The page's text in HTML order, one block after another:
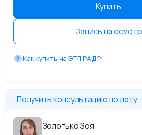
Купить
Запись на осмотр
Как купить на ЭТП РАД?
Получить консультацию по лоту
Золотько Зоя